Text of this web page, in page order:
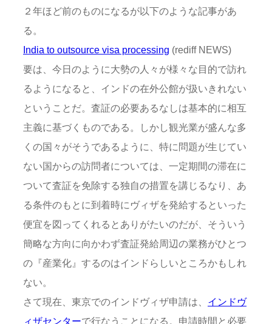
２年ほど前のものになるが以下のような記事があ
る。
India to outsource visa processing (rediff NEWS)
要は、今日のように大勢の人々が様々な目的で訪れ
るようになると、インドの在外公館が扱いきれない
ということだ。査証の必要あるなしは基本的に相互
主義に基づくものである。しかし観光業が盛んな多
くの国々がそうであるように、特に問題が生じてい
ない国からの訪問者については、一定期間の滞在に
ついて査証を免除する独自の措置を講じるなり、あ
る条件のもとに到着時にヴィザを発給するといった
便宜を図ってくれるとありがたいのだが、そういう
簡略な方向に向かわず査証発給周辺の業務がひとつ
の『産業化』するのはインドらしいところかもしれ
ない。
さて現在、東京でのインドヴィザ申請は、 インドヴ
ィザセンターで行なうことになる。申請時間と必要